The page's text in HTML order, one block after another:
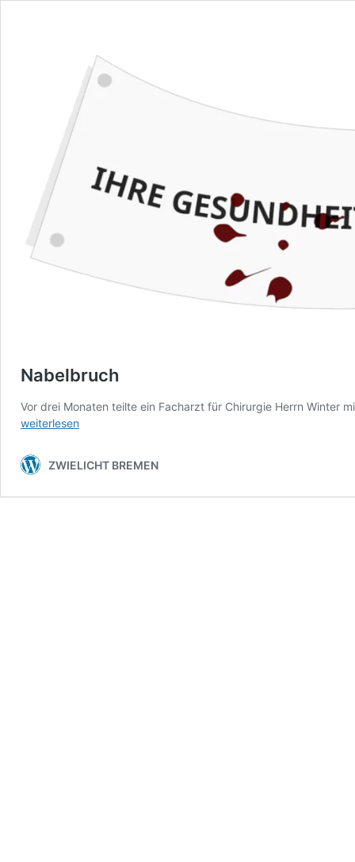
Nabelbruch
Vor drei Monaten teilte ein Facharzt für Chirurgie Herrn Winter
weiterlesen
ZWIELICHT BREMEN